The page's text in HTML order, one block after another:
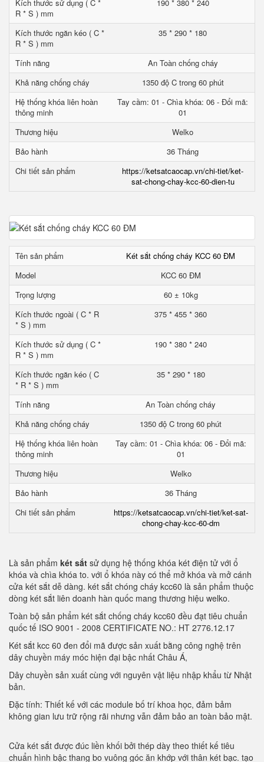
Kích thước sử dụng ( C *
R * S ) mm
190 * 380 * 240
Kích thước ngăn kéo ( C *
R * S ) mm
35 * 290 * 180
Tính năng
An Toàn chống cháy
Khả năng chống cháy
1350 độ C trong 60 phút
Hệ thống khóa liên hoàn
thông minh
Tay cầm: 01 - Chìa khóa: 06 - Đổi mã:
01
Thương hiệu
Welko
Bảo hành
36 Tháng
Chi tiết sản phẩm
https://ketsatcaocap.vn/chi-tiet/ket-
sat-chong-chay-kcc-60-dien-tu
Tên sản phẩm
Két sắt chống cháy KCC 60 ĐM
Model
KCC 60 ĐM
Trọng lượng
60 ± 10kg
Kích thước ngoài ( C * R
* S ) mm
375 * 455 * 360
Kích thước sử dụng ( C *
R * S ) mm
190 * 380 * 240
Kích thước ngăn kéo ( C
* R * S ) mm
35 * 290 * 180
Tính năng
An Toàn chống cháy
Khả năng chống cháy
1350 độ C trong 60 phút
Hệ thống khóa liên hoàn
thông minh
Tay cầm: 01 - Chìa khóa: 06 - Đổi mã:
01
Thương hiệu
Welko
Bảo hành
36 Tháng
Chi tiết sản phẩm
https://ketsatcaocap.vn/chi-tiet/ket-sat-
chong-chay-kcc-60-dm
Là sản phẩm két sắt sử dụng hệ thống khóa két điện tử với ổ
khóa và chìa khóa to. với ổ khóa này có thể mở khóa và mở cánh
cửa két sắt dễ dàng. két sắt chóng cháy kcc60 là sản phẩm thuộc
dòng két sắt liên doanh hàn quốc mang thương hiệu welko.
Toàn bộ sản phẩm két sắt chống cháy kcc60 đều đạt tiêu chuẩn
quốc tế ISO 9001 - 2008 CERTIFICATE NO.: HT 2776.12.17
Két sắt kcc 60 đen đổi mã được sản xuất bằng công nghệ trên
dây chuyền máy móc hiện đại bậc nhất Châu Á,
Dây chuyền sản xuất cùng với nguyên vật liệu nhập khẩu từ Nhật
bản.
Đặc tính: Thiết kế với các module bố trí khoa học, đảm bảm
không gian lưu trữ rộng rãi nhưng vẫn đảm bảo an toàn bảo mật.
Cửa két sắt được đúc liền khối bởi thép dày theo thiết kế tiêu
chuẩn hình bậc thang bo vuông góc ăn khớp với thân két bạc. tạo